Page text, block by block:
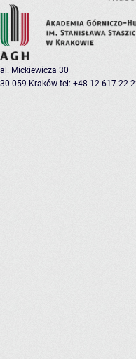
al. Mickiewicza 30
30-059 Kraków tel: +48 12 617 22